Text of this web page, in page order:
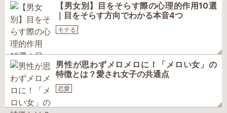
【男女別】目をそらす際の心理的作用10選
｜目をそらす方向でわかる本音4つ
モテる
男性が思わずメロメロに！「メロい女」の
特徴とは？愛され女子の共通点
恋愛